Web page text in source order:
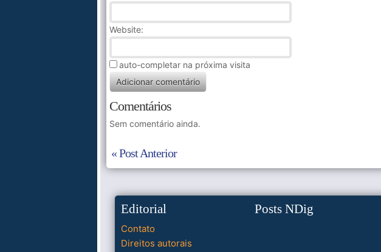
Website:
auto-completar na próxima visita
Comentários
Sem comentário ainda.
« Post Anterior
Editorial
Contato
Direitos autorais
Posts NDig